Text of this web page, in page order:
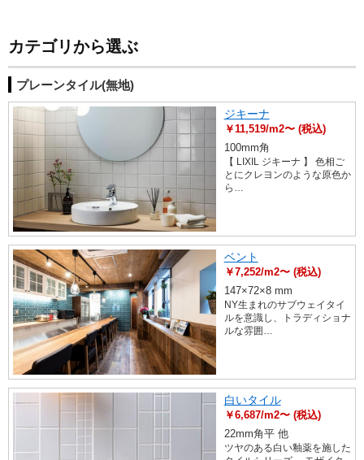
カテゴリから選ぶ
プレーンタイル(無地)
ジキーナ
￥11,519/m2〜 (税込)
100mm角
【 LIXIL ジキーナ 】 色相ご
とにクレヨンのような原色か
ら…
ベント
￥7,252/m2〜 (税込)
147×72×8 mm
NY生まれのサブウェイタイ
ルを意識し、トラディショナ
ルな雰囲…
白いタイル
￥6,687/m2〜 (税込)
22mm角平 他
ツヤのある白い釉薬を施した